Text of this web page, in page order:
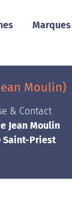
Marques
Moulin)
& Contact
Jean Moulin
Saint-Priest